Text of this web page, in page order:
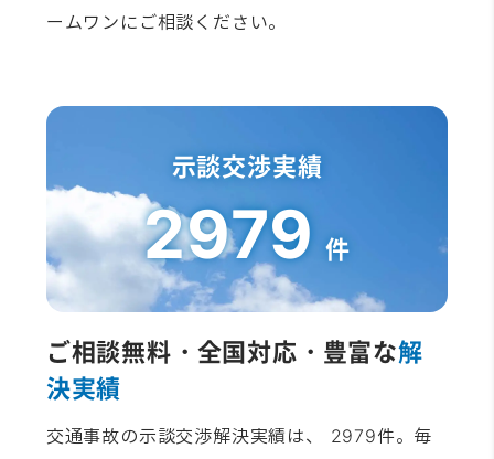
ームワンにご相談ください。
示談交渉実績
2979 件
ご相談無料・全国対応・豊富な解
決実績
交通事故の示談交渉解決実績は、 2979件。毎